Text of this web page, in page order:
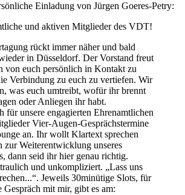
Einladung von Jürgen Goeres-Petry:
und aktiven Mitglieder des VDT!
rückt immer näher und bald
in Düsseldorf. Der Vorstand freut
von euch persönlich in Kontakt zu
Verbindung zu euch zu vertiefen. Wir
was euch umtreibt, wofür ihr brennt
oder Anliegen ihr habt.
für unsere engagierten Ehrenamtlichen
Vier-Augen-Gesprächstermine
an. Ihr wollt Klartext sprechen
zur Weiterentwicklung unseres
dann seid ihr hier genau richtig.
und unkompliziert. „Lass uns
Jeweils 30minütige Slots, für
Gespräch mit mir, gibt es am: